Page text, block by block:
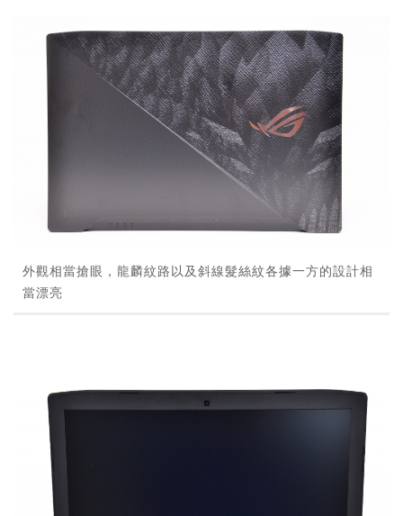
外觀相當搶眼，龍麟紋路以及斜線髮絲紋各據一方的設計相
當漂亮